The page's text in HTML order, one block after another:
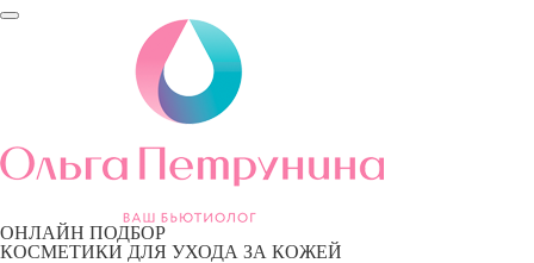
ОНЛАЙН ПОДБОР
КОСМЕТИКИ ДЛЯ УХОДА ЗА КОЖЕЙ